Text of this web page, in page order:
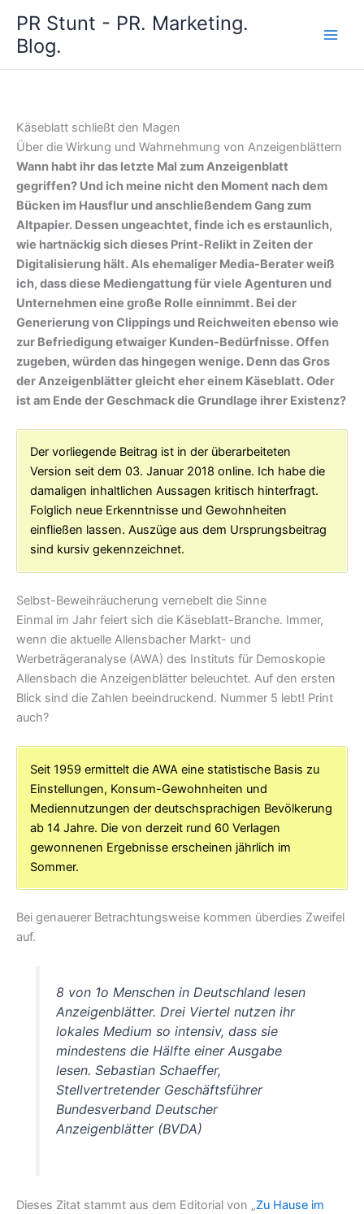
Inhalt
springen
PR Stunt - PR. Marketing.
Blog.
Käseblatt schließt den Magen
Über die Wirkung und Wahrnehmung von Anzeigenblättern
Wann habt ihr das letzte Mal zum Anzeigenblatt
gegriffen? Und ich meine nicht den Moment nach dem
Bücken im Hausflur und anschließendem Gang zum
Altpapier. Dessen ungeachtet, finde ich es erstaunlich,
wie hartnäckig sich dieses Print-Relikt in Zeiten der
Digitalisierung hält. Als ehemaliger Media-Berater weiß
ich, dass diese Mediengattung für viele Agenturen und
Unternehmen eine große Rolle einnimmt. Bei der
Generierung von Clippings und Reichweiten ebenso wie
zur Befriedigung etwaiger Kunden-Bedürfnisse. Offen
zugeben, würden das hingegen wenige. Denn das Gros
der Anzeigenblätter gleicht eher einem Käseblatt. Oder
ist am Ende der Geschmack die Grundlage ihrer Existenz?
Der vorliegende Beitrag ist in der überarbeiteten
Version seit dem 03. Januar 2018 online. Ich habe die
damaligen inhaltlichen Aussagen kritisch hinterfragt.
Folglich neue Erkenntnisse und Gewohnheiten
einfließen lassen. Auszüge aus dem Ursprungsbeitrag
sind kursiv gekennzeichnet.
Selbst-Beweihräucherung vernebelt die Sinne
Einmal im Jahr feiert sich die Käseblatt-Branche. Immer,
wenn die aktuelle Allensbacher Markt- und
Werbeträgeranalyse (AWA) des Instituts für Demoskopie
Allensbach die Anzeigenblätter beleuchtet. Auf den ersten
Blick sind die Zahlen beeindruckend. Nummer 5 lebt! Print
auch?
Seit 1959 ermittelt die AWA eine statistische Basis zu
Einstellungen, Konsum-Gewohnheiten und
Mediennutzungen der deutschsprachigen Bevölkerung
ab 14 Jahre. Die von derzeit rund 60 Verlagen
gewonnenen Ergebnisse erscheinen jährlich im
Sommer.
Bei genauerer Betrachtungsweise kommen überdies Zweifel
auf.
8 von 1o Menschen in Deutschland lesen
Anzeigenblätter. Drei Viertel nutzen ihr
lokales Medium so intensiv, dass sie
mindestens die Hälfte einer Ausgabe
lesen. Sebastian Schaeffer,
Stellvertretender Geschäftsführer
Bundesverband Deutscher
Anzeigenblätter (BVDA)
Dieses Zitat stammt aus dem Editorial von „Zu Hause im